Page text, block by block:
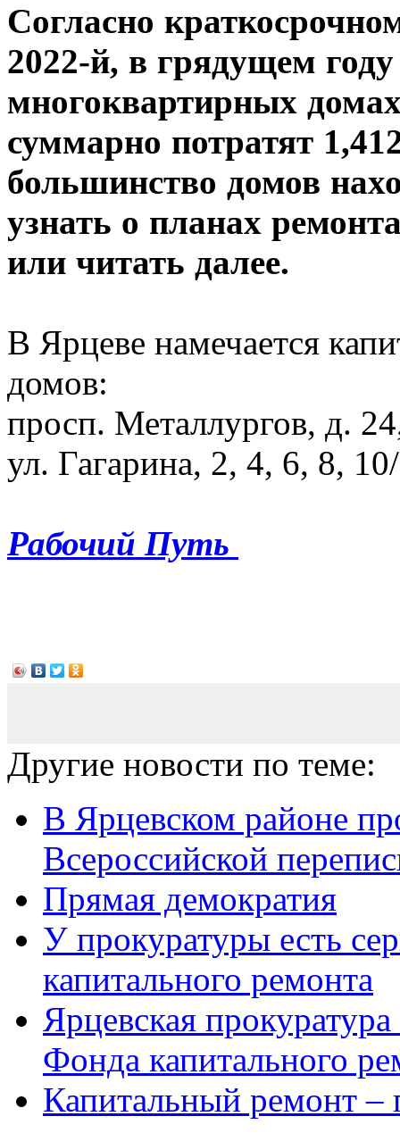
Согласно
2022-й, в грядущем
многоквартирных
суммарно потратят
большинство домов
узнать о планах
или читать далее.
В Ярцеве намечается
домов:
просп. Металлургов, д.
ул. Гагарина, 2, 4, 6, 8,
Рабочий Путь
Другие новости по теме:
В Ярцевском районе
Всероссийской
Прямая демократия
У прокуратуры есть
капитального ремонта
Ярцевская
Фонда капитального
Капитальный ремонт –